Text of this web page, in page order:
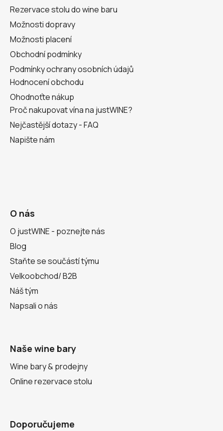
Rezervace stolu do wine baru
Možnosti dopravy
Možnosti placení
Obchodní podmínky
Podmínky ochrany osobních údajů
Hodnocení obchodu
Ohodnoťte nákup
Proč nakupovat vína na justWINE?
Nejčastější dotazy - FAQ
Napište nám
O nás
O justWINE - poznejte nás
Blog
Staňte se součástí týmu
Velkoobchod/ B2B
Náš tým
Napsali o nás
Naše wine bary
Wine bary & prodejny
Online rezervace stolu
Doporučujeme